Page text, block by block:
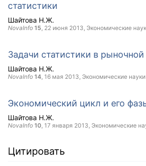
статистики
Шайтова Н.Ж.
NovaInfo 15, 22 июня 2013, Экономические
Задачи статистики в
Шайтова Н.Ж.
NovaInfo 14, 16 мая 2013, Экономические науки
Экономический цикл и его
Шайтова Н.Ж.
NovaInfo 10, 17 января 2013, Экономические
Цитировать